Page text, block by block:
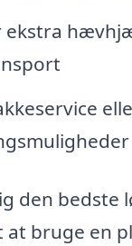
ekstra
den bedste
at bruge en